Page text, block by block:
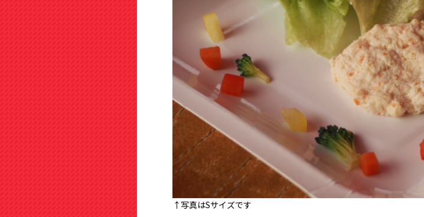
↑写真はSサイズです